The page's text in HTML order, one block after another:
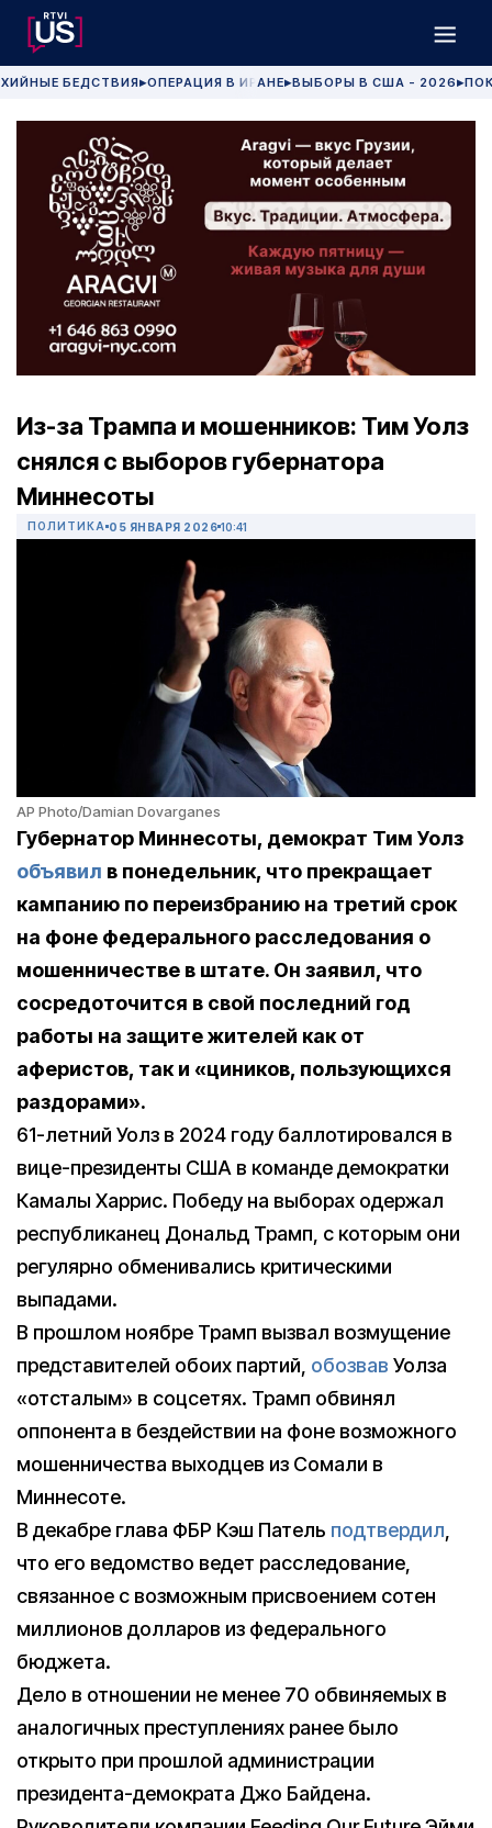
БЕДСТВИЯ▶ОПЕРАЦИЯ В ИРАНЕ▶ВЫБОРЫ В США - 2026 ▶
Из-за Трампа и мошенников: Тим Уолз
снялся с выборов губернатора
Миннесоты
ПОЛИТИКА 05 ЯНВАРЯ 2026 10:41
AP Photo/Damian Dovarganes
Губернатор Миннесоты, демократ Тим Уолз
объявил в понедельник, что прекращает
кампанию по переизбранию на третий срок
на фоне федерального расследования о
мошенничестве в штате. Он заявил, что
сосредоточится в свой последний год
работы на защите жителей как от
аферистов, так и «циников, пользующихся
раздорами».
61-летний Уолз в 2024 году баллотировался в
вице-президенты США в команде демократки
Камалы Харрис. Победу на выборах одержал
республиканец Дональд Трамп, с которым они
регулярно обменивались критическими
выпадами.
В прошлом ноябре Трамп вызвал возмущение
представителей обоих партий, обозвав Уолза
«отсталым» в соцсетях. Трамп обвинял
оппонента в бездействии на фоне возможного
мошенничества выходцев из Сомали в
Миннесоте.
В декабре глава ФБР Кэш Патель подтвердил,
что его ведомство ведет расследование,
связанное с возможным присвоением сотен
миллионов долларов из федерального
бюджета.
Дело в отношении не менее 70 обвиняемых в
аналогичных преступлениях ранее было
открыто при прошлой администрации
президента-демократа Джо Байдена.